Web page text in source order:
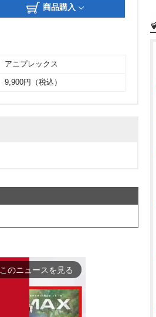
商品購入
アニプレックス
9,900円（税込）
このニュースを見る